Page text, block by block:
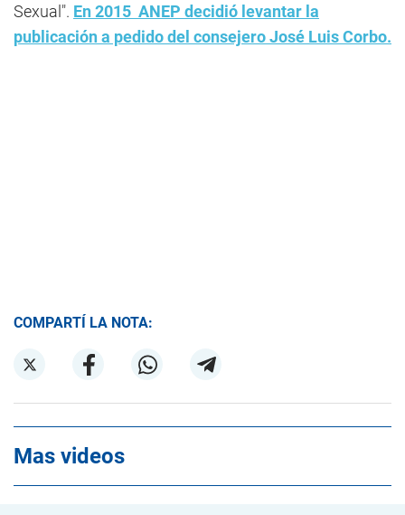
Sexual". En 2015 ANEP decidió levantar la
publicación a pedido del consejero José Luis Corbo.
COMPARTÍ LA NOTA:
Mas videos